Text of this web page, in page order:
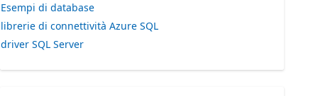
Esempi di database
librerie di connettività Azure SQL
driver SQL Server